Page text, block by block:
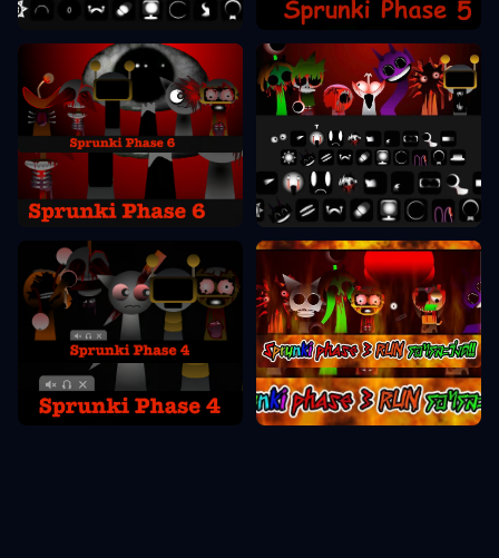
Sprunki Fāze 6
Sprunki Fāze 10
Sprunki Fāze 4 Sprunki Fāze 3